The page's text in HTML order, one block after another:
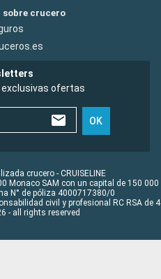
crucero
ofertas
OK
crucero - CRUISELINE
Monaco SAM con un capital de 150 000
N° de póliza 4000717380/0
civil y profesional RC RSA de
- all rights reserved